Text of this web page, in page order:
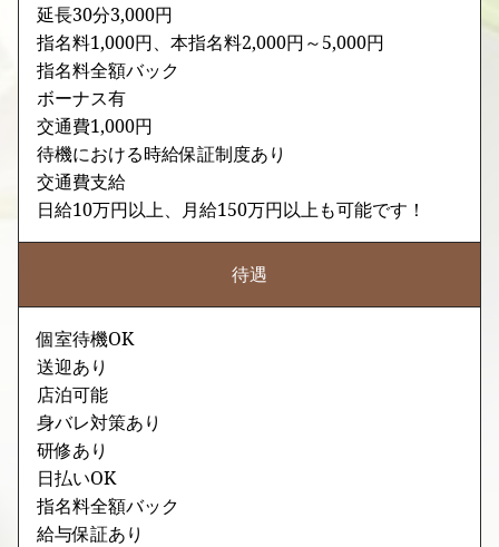
延長30分3,000円
指名料1,000円、本指名料2,000円～5,000円
指名料全額バック
ボーナス有
交通費1,000円
待機における時給保証制度あり
交通費支給
日給10万円以上、月給150万円以上も可能です！
待遇
個室待機OK
送迎あり
店泊可能
身バレ対策あり
研修あり
日払いOK
指名料全額バック
給与保証あり